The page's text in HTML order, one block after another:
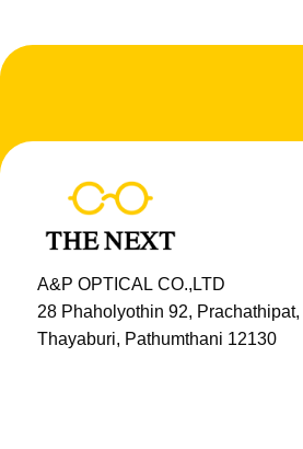
A&P OPTICAL CO.,LTD
28 Phaholyothin 92, Prachathipat,
Thayaburi, Pathumthani 12130